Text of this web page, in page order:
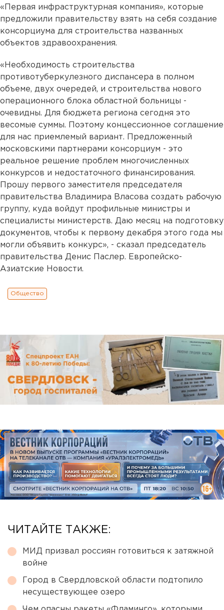
«Первая инфраструктурная компания», которые
предложили правительству взять на себя создание
консорциума для строительства названных
объектов здравоохранения.
«Необходимость строительства
противотуберкулезного диспансера в полном
объеме, двух очередей, и строительства нового
операционного блока областной больницы -
очевидны. Для бюджета региона сегодня это
весомые суммы. Поэтому концессионное соглашение
для нас приемлемый вариант. Предложенный
московскими партнерами консорциум - это
реальное решение проблем многочисленных
конкурсов и недостаточного финансирования.
Прошу первого заместителя председателя
правительства Владимира Власова создать рабочую
группу, куда войдут профильные министры и
специалисты министерств. Даю месяц на подготовку
документов, чтобы к первому декабря этого года мы
могли объявить конкурс», - сказал председатель
правительства Денис Паслер. Европейско-
Азиатские Новости.
Общество
ЧИТАЙТЕ ТАКЖЕ:
МИД призвал россиян готовиться к затяжной
войне
Город в Свердловской области подтопило
несуществующее озеро